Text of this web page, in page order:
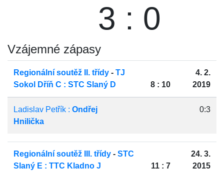
3 : 0
Vzájemné zápasy
Regionální soutěž II. třídy - TJ
Sokol Dříň C : STC Slaný D
8 : 10
4. 2.
2019
Ladislav Petřík : Ondřej
Hnilička
0:3
Regionální soutěž III. třídy - STC
Slaný E : TTC Kladno J
11 : 7
24. 3.
2015